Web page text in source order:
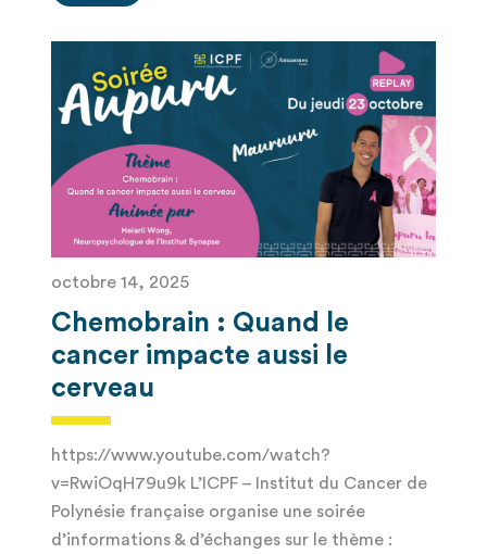
Chemobrain : Quand le
cancer impacte aussi le
cerveau
octobre 14, 2025
https://www.youtube.com/watch?
v=RwiOqH79u9k L’ICPF – Institut du Cancer de
Polynésie française organise une soirée
d’informations & d’échanges sur le thème :